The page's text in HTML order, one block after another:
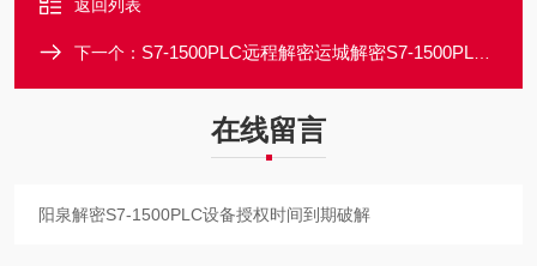
返回列表
下一个： S7-1500PLC远程解密运城解密S7-1500PLC设备停机授权到期破解
在线留言